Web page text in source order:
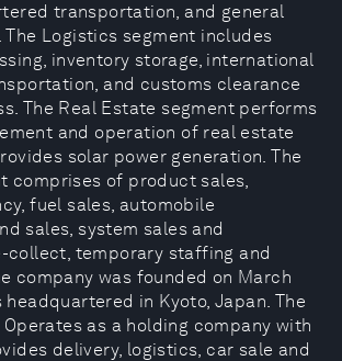
transportation, and general
The Logistics segment includes
inventory storage, international
and customs clearance
The Real Estate segment performs
and operation of real estate
solar power generation. The
comprises of product sales,
fuel sales, automobile
sales, system sales and
collect, temporary staffing and
company was founded on March
headquartered in Kyoto, Japan. The
as a holding company with
delivery, logistics, car sale and